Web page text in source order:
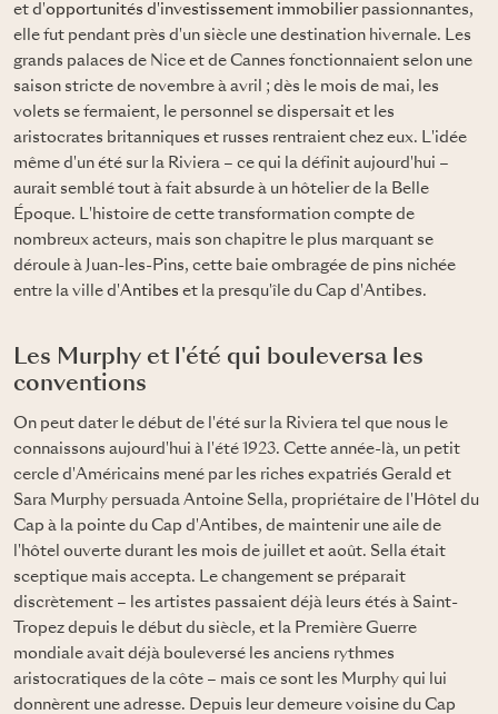
et d'opportunités d'investissement immobilierpassionnantes,
elle fut pendant près d'un siècle une destination hivernale. Les
grands palaces de Nice et de Cannes fonctionnaient selon une
saison stricte de novembre à avril ; dès le mois de mai, les
volets se fermaient, le personnel se dispersait et les
aristocrates britanniques et russes rentraient chez eux. L'idée
même d'un été sur la Riviera – ce qui la définit aujourd'hui –
aurait semblé tout à fait absurde à un hôtelier de la Belle
Époque. L'histoire de cette transformation compte de
nombreux acteurs, mais son chapitre le plus marquant se
déroule à Juan-les-Pins, cette baie ombragée de pins nichée
entre la ville d'Antibes et la presqu'île du Cap d'Antibes.
Les Murphy et l'été qui bouleversa les
conventions
On peut dater le début de l'été sur la Riviera tel que nous le
connaissons aujourd'hui à l'été 1923. Cette année-là, un petit
cercle d'Américains mené par les riches expatriés Gerald et
Sara Murphy persuada Antoine Sella, propriétaire de l'Hôtel du
Cap à la pointe du Cap d'Antibes, de maintenir une aile de
l'hôtel ouverte durant les mois de juillet et août. Sella était
sceptique mais accepta. Le changement se préparait
discrètement – les artistes passaient déjà leurs étés à Saint-
Tropez depuis le début du siècle, et la Première Guerre
mondiale avait déjà bouleversé les anciens rythmes
aristocratiques de la côte – mais ce sont les Murphy qui lui
donnèrent une adresse. Depuis leur demeure voisine du Cap